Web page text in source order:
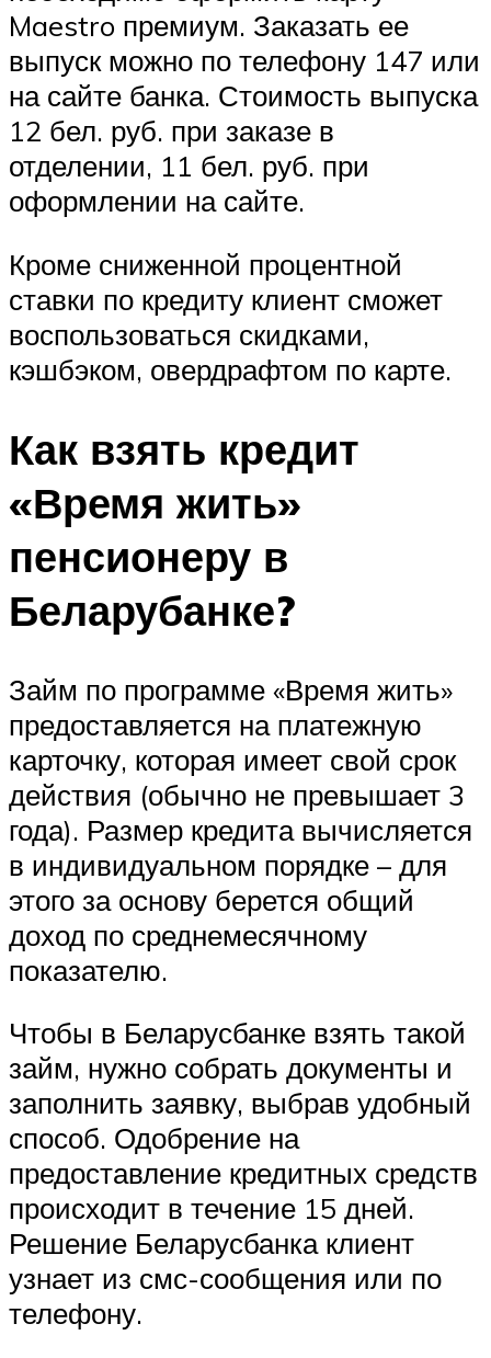
Maestro премиум. Заказать ее
выпуск можно по телефону 147 или
на сайте банка. Стоимость выпуска
12 бел. руб. при заказе в
отделении, 11 бел. руб. при
оформлении на сайте.
Кроме сниженной процентной
ставки по кредиту клиент сможет
воспользоваться скидками,
кэшбэком, овердрафтом по карте.
Как взять кредит
«Время жить»
пенсионеру в
Беларубанке?
Займ по программе «Время жить»
предоставляется на платежную
карточку, которая имеет свой срок
действия (обычно не превышает 3
года). Размер кредита вычисляется
в индивидуальном порядке – для
этого за основу берется общий
доход по среднемесячному
показателю.
Чтобы в Беларусбанке взять такой
займ, нужно собрать документы и
заполнить заявку, выбрав удобный
способ. Одобрение на
предоставление кредитных средств
происходит в течение 15 дней.
Решение Беларусбанка клиент
узнает из смс-сообщения или по
телефону.